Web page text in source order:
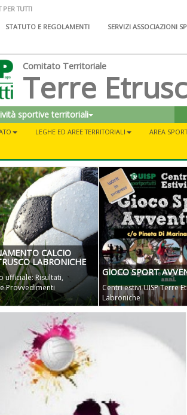
TUTTI
STATUTO E REGOLAMENTI SERVIZI ASSOCIAZIONI
Comitato Territoriale
Terre
sportive territoriali
LEGHE ED AREE TERRITORIALI AREA
CALCIO
LABRONICHE
ufficiale: Risultati,
Provvedimenti
GIOCO SPORT
Centri estivi UISP Terre
Labroniche